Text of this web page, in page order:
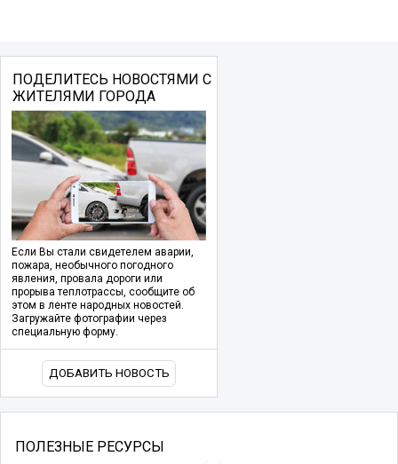
ПОДЕЛИТЕСЬ НОВОСТЯМИ С
ЖИТЕЛЯМИ ГОРОДА
Если Вы стали свидетелем аварии,
пожара, необычного погодного
явления, провала дороги или
прорыва теплотрассы, сообщите об
этом в ленте народных новостей.
Загружайте фотографии через
специальную форму.
ДОБАВИТЬ НОВОСТЬ
ПОЛЕЗНЫЕ РЕСУРСЫ